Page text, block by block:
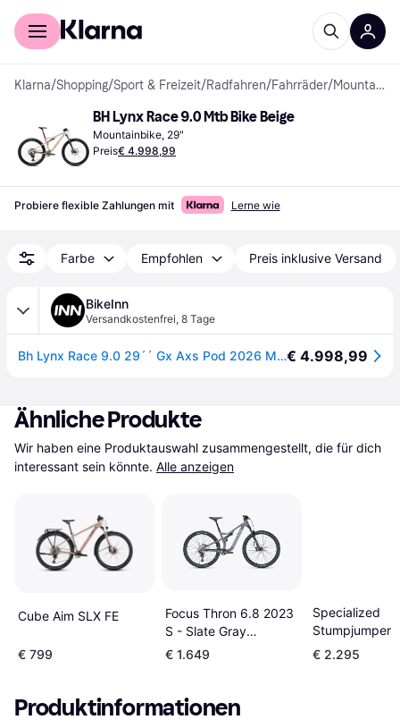
Für Shopper
Klarna/Shopping/Sport & Freizeit/Radfahren/Fahrräder/ Mountainbikes
BH Lynx Race 9.0 Mtb Bike Beige
Mountainbike, 29"
Preis€ 4.998,99
Probiere flexible Zahlungen mit Lerne wie
Farbe Empfohlen Preis inklusive Versand
BikeInn
Versandkostenfrei, 8 Tage
Bh Lynx Race 9.0 29´´ Gx Axs Pod 2026 Mtb Bike Beige L€ 4.998,99
Ähnliche Produkte
Wir haben eine Produktauswahl zusammengestellt, die für dich
interessant sein könnte. Alle anzeigen
Cube Aim SLX FE
€ 799
Focus Thron 6.8 2023
S - Slate Gray
Herrenfahrrad
€ 1.649
Specialized
Stumpjumper
Mtb Bike
€ 2.295
Produktinformationen